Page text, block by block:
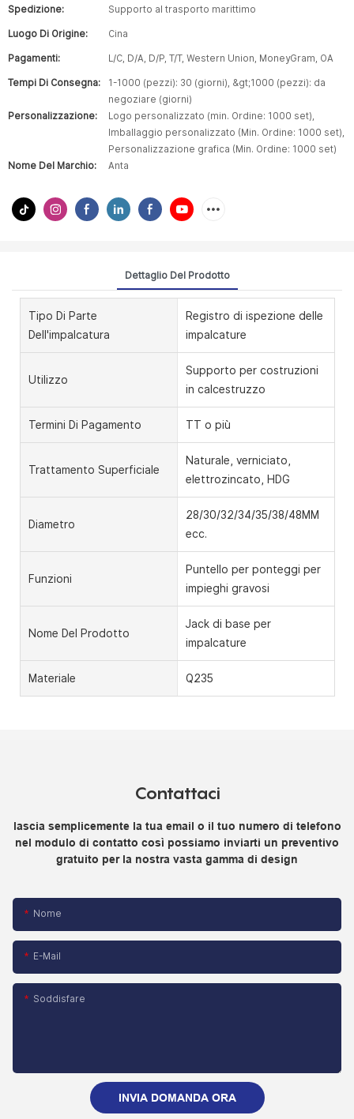
Spedizione: Supporto al trasporto marittimo
Luogo Di Origine: Cina
Pagamenti: L/C, D/A, D/P, T/T, Western Union, MoneyGram, OA
Tempi Di Consegna:
1-1000 (pezzi): 30 (giorni), &gt;1000 (pezzi): da
negoziare (giorni)
Personalizzazione:
Logo personalizzato (min. Ordine: 1000 set),
Imballaggio personalizzato (Min. Ordine: 1000 set),
Personalizzazione grafica (Min. Ordine: 1000 set)
Nome Del Marchio:
Anta
Dettaglio Del Prodotto
Tipo Di Parte
Dell'impalcatura
Registro di ispezione delle
impalcature
Utilizzo
Supporto per costruzioni
in calcestruzzo
Termini Di Pagamento TT o più
Trattamento Superficiale
Naturale, verniciato,
elettrozincato, HDG
Diametro
28/30/32/34/35/38/48MM
ecc.
Funzioni
Puntello per ponteggi per
impieghi gravosi
Nome Del Prodotto
Jack di base per
impalcature
Materiale Q235
Contattaci
lascia semplicemente la tua email o il tuo numero di telefono
nel modulo di contatto così possiamo inviarti un preventivo
gratuito per la nostra vasta gamma di design
Nome
E-Mail
Soddisfare
INVIA DOMANDA ORA